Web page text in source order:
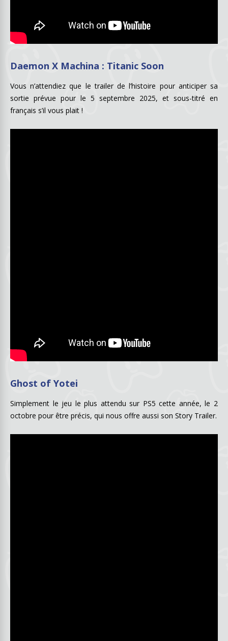
Daemon X Machina : Titanic Soon
Vous n’attendiez que le trailer de l’histoire pour anticiper sa
sortie prévue pour le 5 septembre 2025, et sous-titré en
français s’il vous plait !
Ghost of Yotei
Simplement le jeu le plus attendu sur PS5 cette année, le 2
octobre pour être précis, qui nous offre aussi son Story Trailer.